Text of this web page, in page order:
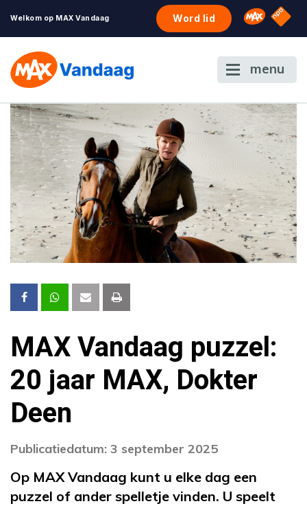
Welkom op MAX Vandaag Word lid Omroep
NPO
menu
MAX Vandaag puzzel:
20 jaar MAX, Dokter
Deen
Publicatiedatum: 3 september 2025
Op MAX Vandaag kunt u elke dag een
puzzel of ander spelletje vinden. U speelt